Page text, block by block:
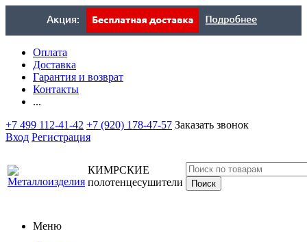
Оплата
Доставка
Гарантия и возврат
Контакты
...
+7 499 112-41-42 +7 (920) 178-47-57 Заказать звонок
Вход Регистрация
КИМРСКИЕ
полотенцесушители
Меню